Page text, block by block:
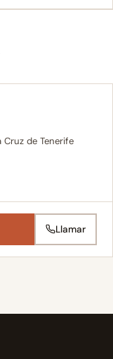
de Tenerife
Llamar